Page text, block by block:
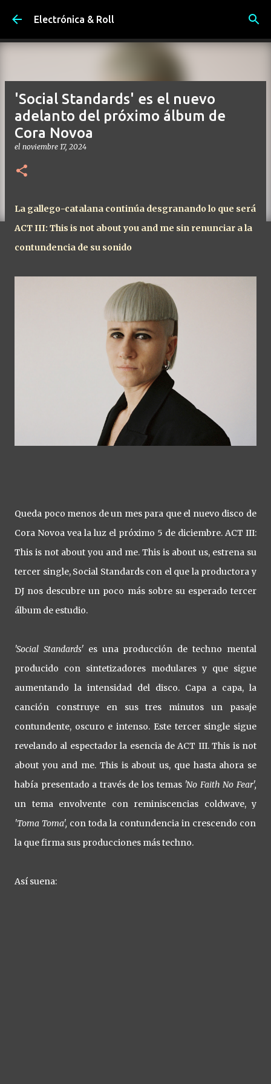
Ir al contenido principal
Electrónica & Roll
'Social Standards' es el nuevo
adelanto del próximo álbum de
Cora Novoa
el noviembre 17, 2024
La gallego-catalana continúa desgranando lo que será
ACT III: This is not about you and me sin renunciar a la
contundencia de su sonido
Queda poco menos de un mes para que el nuevo disco de
Cora Novoa vea la luz el próximo 5 de diciembre. ACT III:
This is not about you and me. This is about us, estrena su
tercer single, Social Standards con el que la productora y
DJ nos descubre un poco más sobre su esperado tercer
álbum de estudio.
'Social Standards'es una producción de techno mental
producido con sintetizadores modulares y que sigue
aumentando la intensidad del disco. Capa a capa, la
canción construye en sus tres minutos un pasaje
contundente, oscuro e intenso. Este tercer single sigue
revelando al espectador la esencia de ACT III. This is not
about you and me. This is about us, que hasta ahora se
había presentado a través de los temas'No Faith No Fear',
un tema envolvente con reminiscencias coldwave, y
'Toma Toma', con toda la contundencia in crescendo con
la que firma sus producciones más techno.
Así suena: